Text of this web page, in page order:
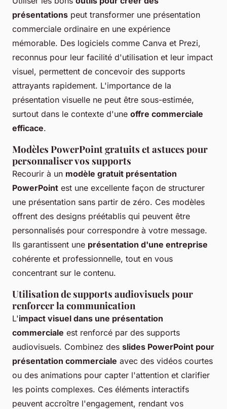
présentations peut transformer une présentation
commerciale ordinaire en une expérience
mémorable. Des logiciels comme Canva et Prezi,
reconnus pour leur facilité d'utilisation et leur impact
visuel, permettent de concevoir des supports
attrayants rapidement. L'importance de la
présentation visuelle ne peut être sous-estimée,
surtout dans le contexte d'une offre commerciale
efficace.
Modèles PowerPoint gratuits et astuces pour
personnaliser vos supports
Recourir à un modèle gratuit présentation
PowerPoint est une excellente façon de structurer
une présentation sans partir de zéro. Ces modèles
offrent des designs préétablis qui peuvent être
personnalisés pour correspondre à votre message.
Ils garantissent une présentation d'une entreprise
cohérente et professionnelle, tout en vous
concentrant sur le contenu.
Utilisation de supports audiovisuels pour
renforcer la communication
L'impact visuel dans une présentation
commerciale est renforcé par des supports
audiovisuels. Combinez des slides PowerPoint pour
présentation commerciale avec des vidéos courtes
ou des animations pour capter l'attention et clarifier
les points complexes. Ces éléments interactifs
peuvent accroître l'engagement, rendant vos